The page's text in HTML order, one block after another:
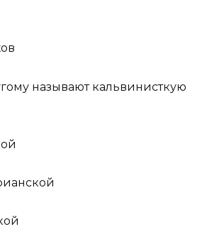
называют кальвинисткую